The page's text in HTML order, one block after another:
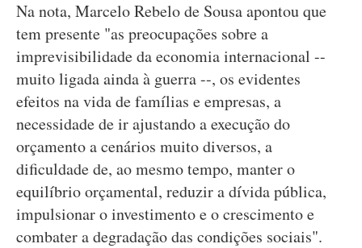
Na nota, Marcelo Rebelo de Sousa apontou que
tem presente "as preocupações sobre a
imprevisibilidade da economia internacional --
muito ligada ainda à guerra --, os evidentes
efeitos na vida de famílias e empresas, a
necessidade de ir ajustando a execução do
orçamento a cenários muito diversos, a
dificuldade de, ao mesmo tempo, manter o
equilíbrio orçamental, reduzir a dívida pública,
impulsionar o investimento e o crescimento e
combater a degradação das condições sociais".